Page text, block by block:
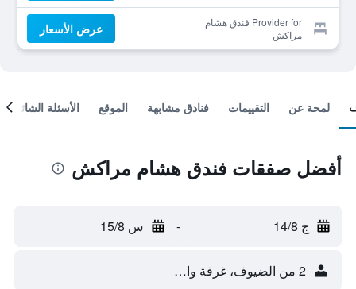
Provider for فندق هشام
مراكش
عرض الأسعار
لمحة عن التقييمات فنادق مشابهة الموقع الأسئلة الشائعة
أفضل صفقات فندق هشام مراكش
ج 14/8 - س 15/8
2 من الضيوف، غرفة واحدة